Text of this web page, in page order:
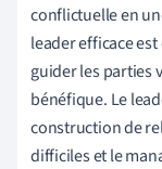
conflictuelle en
leader efficace
guider les parties
bénéfique. Le
construction de
difficiles et le